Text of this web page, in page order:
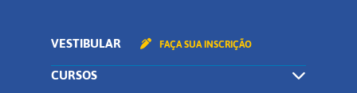
VESTIBULAR FAÇA SUA INSCRIÇÃO
CURSOS